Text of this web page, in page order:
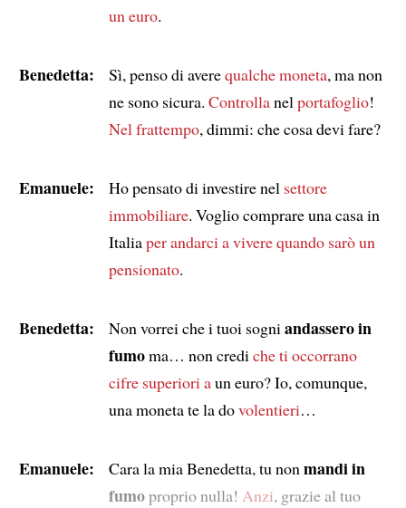
un euro.
Benedetta: Sì, penso di averequalche moneta, ma non
ne sono sicura. Controllanel portafoglio!
Nel frattempo, dimmi: che cosa devi fare?
Emanuele: Ho pensato di investire nel settore
immobiliare. Voglio comprare una casa in
Italiaper andarci a vivere quando sarò un
pensionato.
Benedetta: Non vorrei che i tuoi sogni andassero in
fumoma… non credi che ti occorrano
cifre superiori aun euro? Io, comunque,
una moneta te la dovolentieri…
Emanuele: Cara la mia Benedetta, tu non mandi in
fumoproprio nulla! Anzi, grazie al tuo